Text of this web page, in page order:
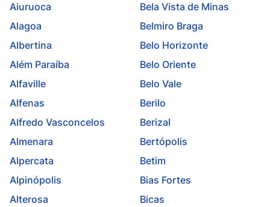
Aiuruoca
Alagoa
Albertina
Além Paraíba
Alfaville
Alfenas
Alfredo Vasconcelos
Almenara
Alpercata
Alpinópolis
Alterosa
Bela Vista de Minas
Belmiro Braga
Belo Horizonte
Belo Oriente
Belo Vale
Berilo
Berizal
Bertópolis
Betim
Bias Fortes
Bicas